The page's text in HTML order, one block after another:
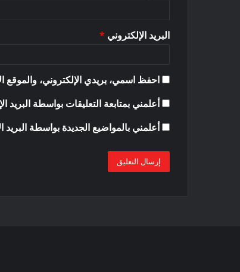
البريد الإلكتروني *
احفظ اسمي، بريدي الإلكتروني، والموقع
أعلمني بمتابعة التعليقات بواسطة البريد
أعلمني بالمواضيع الجديدة بواسطة البريد